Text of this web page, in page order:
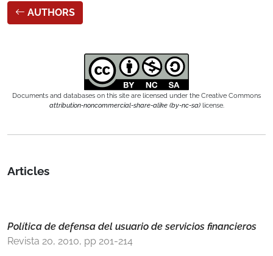
AUTHORS
Documents and databases on this site are licensed under the Creative Commons
attribution-noncommercial-share-alike (by-nc-sa) license.
Articles
Política de defensa del usuario de servicios financieros
Revista 20, 2010, pp 201-214